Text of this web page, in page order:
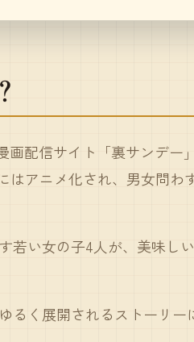
画配信サイト 「裏サンデー」
はアニメ化され、男女問
若い女の子4人が、美味し
く展開されるストーリー